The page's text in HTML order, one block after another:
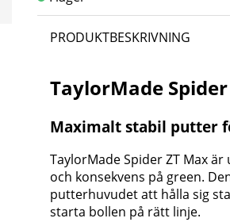
PRODUKTBESKRIVNING
TaylorMade
Maximalt stabil putter
TaylorMade Spider ZT Max
och konsekvens på green.
putterhuvudet att hålla sig
starta bollen på rätt linje.